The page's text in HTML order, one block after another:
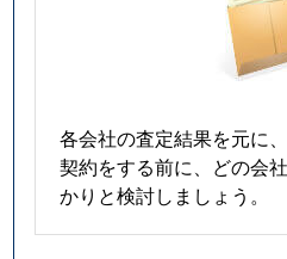
各会社の査定結果を元に
契約をする前に、どの会
かりと検討しましょう。